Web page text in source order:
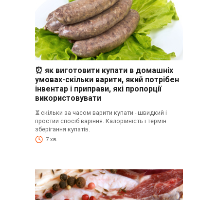
⏰ як виготовити купати в домашніх
умовах-скільки варити, який потрібен
інвентар і приправи, які пропорції
використовувати
⏳ скільки за часом варити купати - швидкий і
простий спосіб варіння. Калорійність і термін
зберігання купатів.
7 хв.